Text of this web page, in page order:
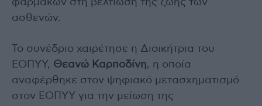
φαρμάκων στη βελτίωση της ζωής των
ασθενών.
Το συνέδριο χαιρέτησε η Διοικήτρια του
ΕΟΠΥΥ, Θεανώ Καρποδίνη, η οποία
αναφέρθηκε στον ψηφιακό μετασχηματισμό
στον ΕΟΠΥΥ για την μείωση της